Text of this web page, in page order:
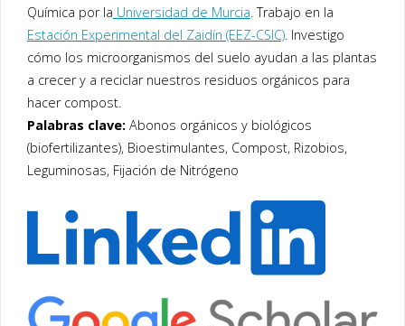
Química por la Universidad de Murcia . Trabajo en la
Estación Experimental del Zaidín (EEZ-CSIC). Investigo
cómo los microorganismos del suelo ayudan a las plantas
a crecer y a reciclar nuestros residuos orgánicos para
hacer compost.
Palabras clave:Abonos orgánicos y biológicos
(biofertilizantes), Bioestimulantes, Compost, Rizobios,
Leguminosas, Fijación de Nitrógeno